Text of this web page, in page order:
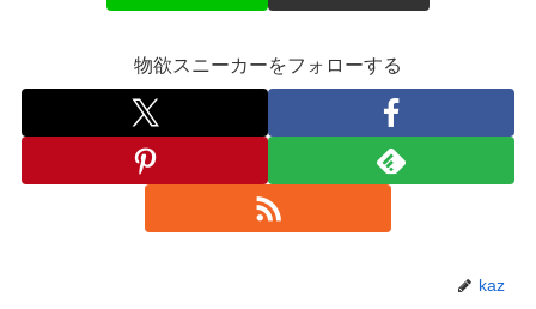
物欲スニーカーをフォローする
kaz